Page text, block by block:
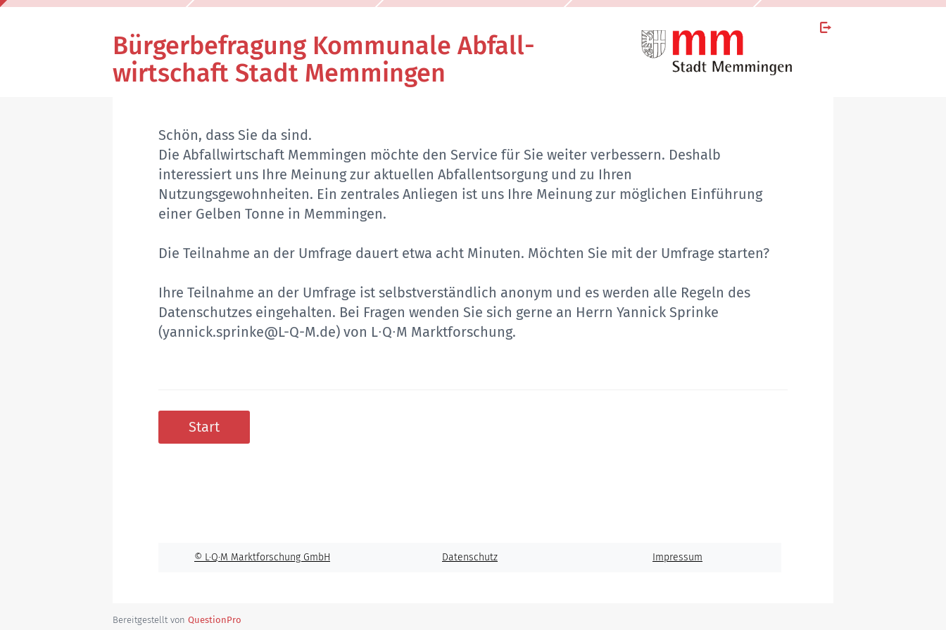
Bürgerbefragung Kommunale Abfall­
wirt­schaft Stadt Memmingen
Schön, dass Sie da sind.
Die Abfallwirtschaft Memmingen möchte den Service für Sie weiter verbessern. Deshalb
interessiert uns Ihre Meinung zur aktuellen Abfallentsorgung und zu Ihren
Nutzungsgewohnheiten. Ein zentrales Anliegen ist uns Ihre Meinung zur möglichen Einführung
einer Gelben Tonne in Memmingen.
Die Teilnahme an der Umfrage dauert etwa acht Minuten. Möchten Sie mit der Umfrage starten?
Ihre Teilnahme an der Umfrage ist selbstverständlich anonym und es werden alle Regeln des
Datenschutzes eingehalten. Bei Fragen wenden Sie sich gerne an Herrn Yannick Sprinke
(yannick.sprinke@L-Q-M.de) von L∙Q∙M Marktforschung.
Start
© L·Q·M Marktforschung GmbH Datenschutz Impressum
Bereitgestellt von QuestionPro